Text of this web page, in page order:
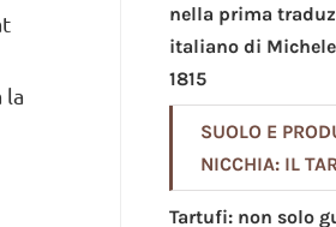
la
nella prima
italiano di
1815
SUOLO E
NICCHIA: IL
Tartufi: non solo